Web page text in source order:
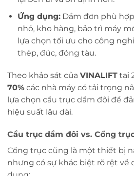
Ứng dụng:Dầm đơn phù
nhỏ, kho hàng, bảo trì máy
lựa chọn tối ưu cho công
thép, đúc, đóng tàu.
Theo khảo sát của VINALIFT tại
70% các nhà máy có tải trọng
lựa chọn cầu trục dầm đôi để
hiệu suất lâu dài.
Cầu trục dầm đôi vs. Cổng
Cổng trục cũng là một thiết bị
nhưng có sự khác biệt rõ rệt về